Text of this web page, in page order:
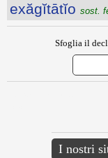
exăgĭtātĭo sost.
Sfoglia il
I nostri